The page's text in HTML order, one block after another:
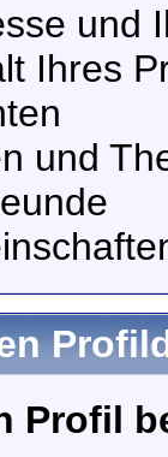
und
Ihres
und
Profil